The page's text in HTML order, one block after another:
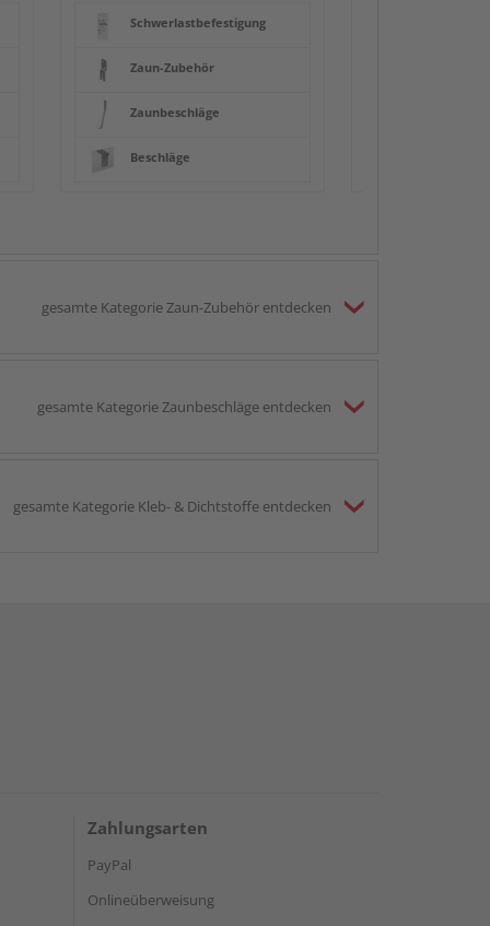
Schwerlastbefestigung
Zaun-Zubehör
Zaunbeschläge
Beschläge
gesamte Kategorie Zaun-Zubehör entdecken
gesamte Kategorie Zaunbeschläge entdecken
gesamte Kategorie Kleb- & Dichtstoffe entdecken
Zahlungsarten
PayPal
Onlineüberweisung